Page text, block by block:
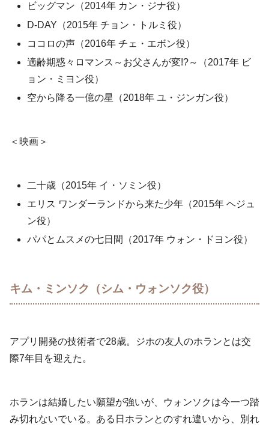
ビッグマン（2014年 カン・ジナ役）
D-DAY（2015年 チョン・トルミ役）
ココロの声（2016年 チェ・エボン役）
適齢期惑々ロマンス～お父さんが変!?～（2017年 ビ
ョン・ミヨン役）
空から降る一億の星（2018年 ユ・ジンガン役）
＜映画＞
二十歳（2015年 イ・ソミン役）
エリス ワンダーランドから来た少年（2015年 ヘジュ
ン役）
パパとムスメの七日間（2017年 ウォン・ドヨン役）
キム・ミンソク（シム・ウォンソク役）
アプリ開発の技術者で28歳。ジホの友人のホランとは交
際7年目を迎えた。
ホランは結婚したい願望が強いが、ウォンソクは今一つ踏
み切れないでいる。ある日ホランとのすれ違いから、別れ